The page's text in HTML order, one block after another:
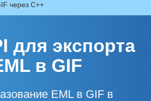
через C++
для экспорта
в GIF
EML в GIF в